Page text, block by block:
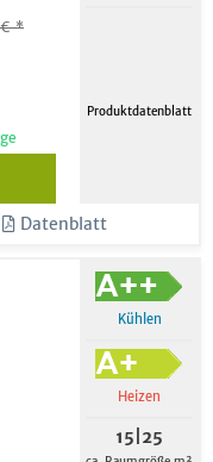
€ *
Produktdatenblatt
Datenblatt
Kühlen
Heizen
15|25